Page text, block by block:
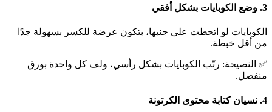
3. وضع الكوبايات بشكل أفقي
الكوبايات لو اتحطت على جنبها، بتكون عرضة للكسر بسهولة جدًا
من أقل خبطة.
✅ النصيحة: رتّب الكوبايات بشكل رأسي، ولف كل واحدة بورق
منفصل.
4. نسيان كتابة محتوى الكرتونة